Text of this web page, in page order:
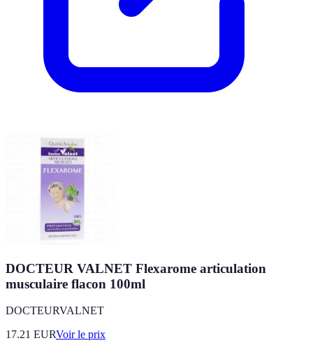
DOCTEUR VALNET Flexarome articulation
musculaire flacon 100ml
DOCTEURVALNET
17.21 EURVoir le prix